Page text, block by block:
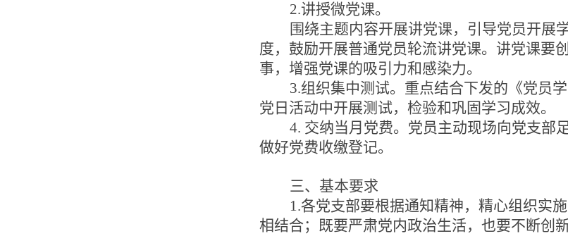
2.讲授微党课。
围绕主题内容开展讲党课，引导党员开展
度，鼓励开展普通党员轮流讲党课。讲党课要
事，增强党课的吸引力和感染力。
3.组织集中测试。重点结合下发的《党员
党日活动中开展测试，检验和巩固学习成效。
4. 交纳当月党费。党员主动现场向党支部
做好党费收缴登记。
三、基本要求
1.各党支部要根据通知精神，精心组织实施
相结合； 既要严肃党内政治生活，也要不断创